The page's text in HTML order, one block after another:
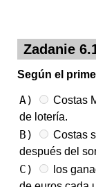
Zadanie
Según el
A)
Costas
de lotería.
B)
Costas
después del
C)
los